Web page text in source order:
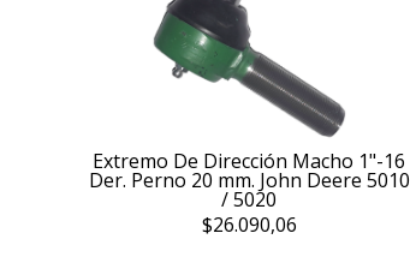
Extremo De Dirección Macho 1"-16
Der. Perno 20 mm. John Deere 5010
/ 5020
$26.090,06